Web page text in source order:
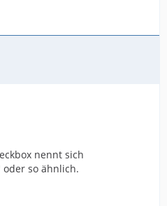
nennt sich
so ähnlich.